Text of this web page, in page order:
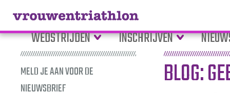
WEDSTRIJDEN INSCHRIJVEN
MELD JE AAN VOOR DE
NIEUWSBRIEF
BLOG: